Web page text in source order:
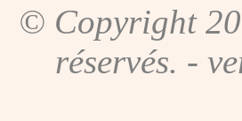
© Copyright
réservés. -